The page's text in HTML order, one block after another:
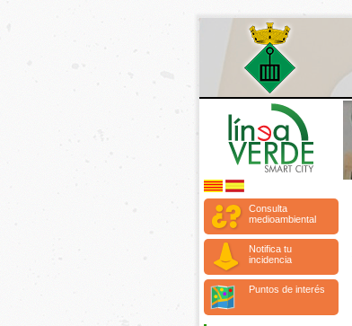
Consulta
medioambiental
Notifica tu
incidencia
Puntos de interés